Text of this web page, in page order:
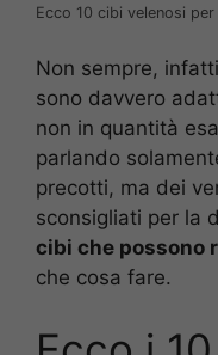
Ecco 10 cibi velenosi
Non sempre,
sono davvero
non in quantità
parlando
precotti, ma dei
sconsigliati per la
cibi che possono
che cosa fare.